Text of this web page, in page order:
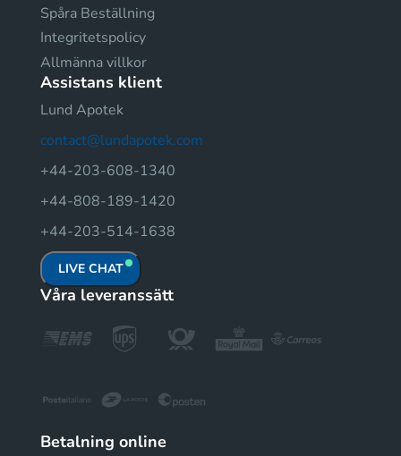
Spåra Beställning
Integritetspolicy
Allmänna villkor
Assistans klient
Lund Apotek
contact@lundapotek.com
+44-203-608-1340
+44-808-189-1420
+44-203-514-1638
LIVE CHAT
Våra leveranssätt
Betalning online